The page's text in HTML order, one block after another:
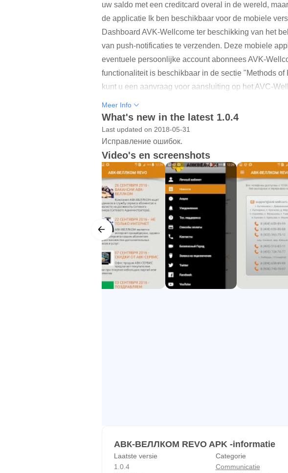
uw saldo met een creditcard overal in de wereld,
de applicatie Ik ben beschikbaar voor de mobiele
Dashboard AVK-Wellcome ter beschikking van het
van push-notificaties te verzenden. Deze mobiele
eventuele persoonlijke account abonnees AVK-
functionaliteit is beschikbaar in de sectie "Methods
kunt u een aanvraag voor aansluiting op het AVC-
Meer Info
What's new in the latest 1.0.4
Last updated on 2018-05-31
Исправление ошибок.
Video's en screenshots
АВК-ВЕЛЛКОМ REVO APK -informatie
Laatste versie
1.0.4
Categorie
Communicatie